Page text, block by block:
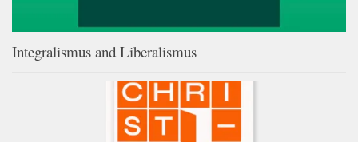
Integralismus and Liberalismus